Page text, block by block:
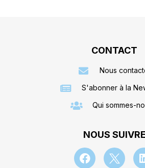
CONTACT
Nous
S'abonner à la
Qui sommes-
NOUS SUIVRE